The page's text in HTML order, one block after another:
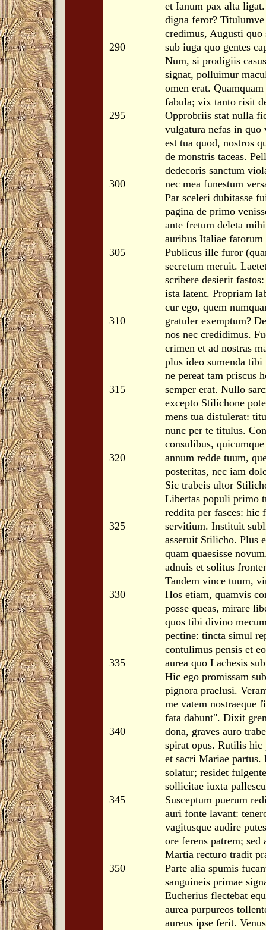
et Ianum pax alta
digna feror?
credimus, Augusti quo
290
sub iuga quo gentes
Num, si prodigiis
signat, polluimur
omen erat.
fabula; vix tanto risit
295
Opprobriis stat nulla
vulgatura nefas in
est tua quod, nostros
de monstris taceas.
dedecoris sanctum
300
nec mea funestum
Par sceleri dubitasse
pagina de primo
ante fretum deleta
auribus Italiae fatorum
305
Publicus ille furor
secretum meruit.
scribere desierit
ista latent. Propriam
cur ego, quem
310
gratuler exemptum?
nos nec credidimus.
crimen et ad nostras
plus ideo sumenda
ne pereat tam priscus
315
semper erat. Nullo
excepto Stilichone
mens tua distulerat:
nunc per te titulus.
consulibus,
320
annum redde tuum,
posteritas, nec iam
Sic trabeis ultor
Libertas populi primo
reddita per fasces: hic
325
servitium. Instituit
asseruit Stilicho. Plus
quam quaesisse
adnuis et solitus
Tandem vince tuum,
330
Hos etiam, quamvis
posse queas, mirare
quos tibi divino
pectine: tincta simul
contulimus pensis et
335
aurea quo Lachesis
Hic ego promissam
pignora praelusi.
me vatem nostraeque
fata dabunt". Dixit
340
dona, graves auro
spirat opus. Rutilis
et sacri Mariae partus.
solatur; residet
sollicitae iuxta
345
Susceptum puerum
auri fonte lavant:
vagitusque audire
ore ferens patrem; sed
Martia recturo tradit
350
Parte alia spumis
sanguineis primae
Eucherius flectebat
aurea purpureos
aureus ipse ferit.